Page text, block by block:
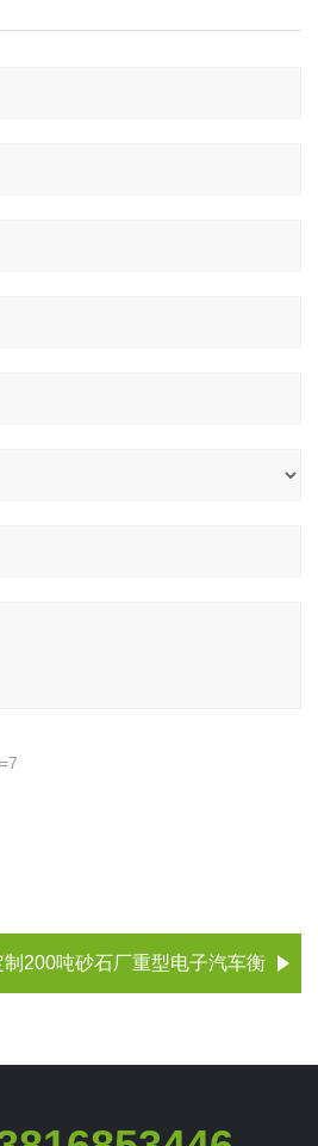
200吨砂石厂重型电子汽车衡